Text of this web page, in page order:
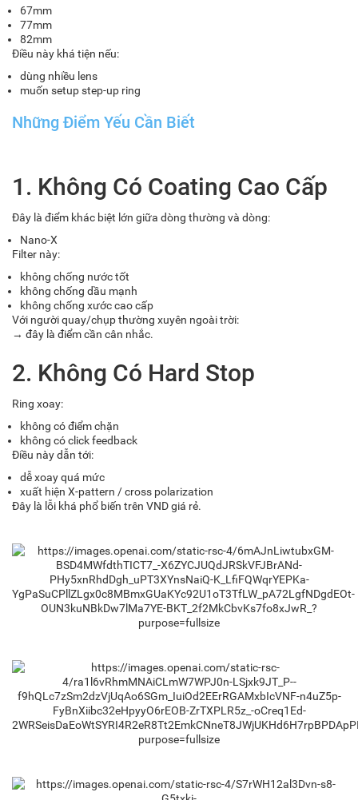
67mm
77mm
82mm
Điều này khá tiện nếu:
dùng nhiều lens
muốn setup step-up ring
Những Điểm Yếu Cần Biết
1. Không Có Coating Cao Cấp
Đây là điểm khác biệt lớn giữa dòng thường và dòng:
Nano-X
Filter này:
không chống nước tốt
không chống dầu mạnh
không chống xước cao cấp
Với người quay/chụp thường xuyên ngoài trời:
→ đây là điểm cần cân nhắc.
2. Không Có Hard Stop
Ring xoay:
không có điểm chặn
không có click feedback
Điều này dẫn tới:
dễ xoay quá mức
xuất hiện X-pattern / cross polarization
Đây là lỗi khá phổ biến trên VND giá rẻ.